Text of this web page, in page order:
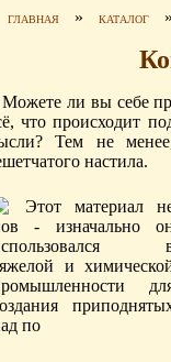
ГЛАВНАЯ » КАТАЛОГ
Можете ли вы себе
что происходит
Тем не
настила.